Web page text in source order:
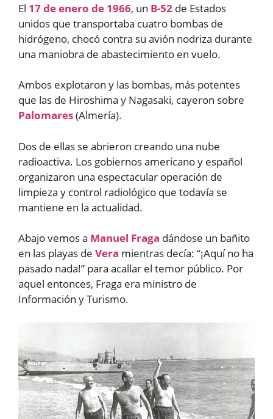
El 17 de enero de 1966, un B-52 de Estados
unidos que transportaba cuatro bombas de
hidrógeno, chocó contra su avión nodriza durante
una maniobra de abastecimiento en vuelo.
Ambos explotaron y las bombas, más potentes
que las de Hiroshima y Nagasaki, cayeron sobre
Palomares(Almería).
Dos de ellas se abrieron creando una nube
radioactiva. Los gobiernos americano y español
organizaron una espectacular operación de
limpieza y control radiológico que todavía se
mantiene en la actualidad.
Abajo vemos a Manuel Fraga dándose un bañito
en las playas de Vera mientras decía: “¡Aquí no ha
pasado nada!” para acallar el temor público. Por
aquel entonces, Fraga era ministro de
Información y Turismo.